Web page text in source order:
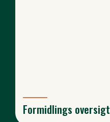
Formidlings oversigt